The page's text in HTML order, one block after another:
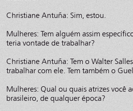
Christiane Antuña: Sim, estou.
Mulheres: Tem alguém assim
teria vontade de trabalhar?
Christiane Antuña: Tem o Walter
trabalhar com ele. Tem também o
Mulheres: Qual ou quais atrizes você
brasileiro, de qualquer época?